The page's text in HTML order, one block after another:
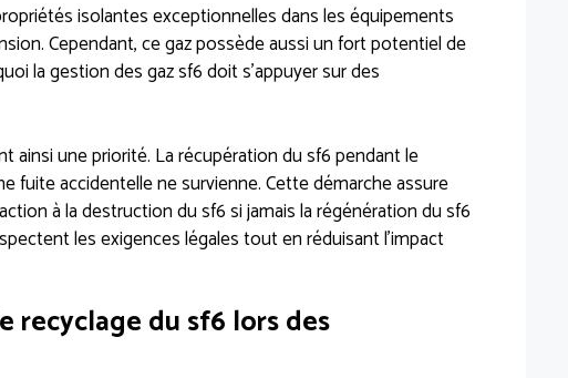
isolantes exceptionnelles dans les équipements
Cependant, ce gaz possède aussi un fort potentiel de
la gestion des gaz sf6 doit s’appuyer sur des
ainsi une priorité. La récupération du sf6 pendant le
fuite accidentelle ne survienne. Cette démarche assure
à la destruction du sf6 si jamais la régénération du sf6
les exigences légales tout en réduisant l’impact
recyclage du sf6 lors des